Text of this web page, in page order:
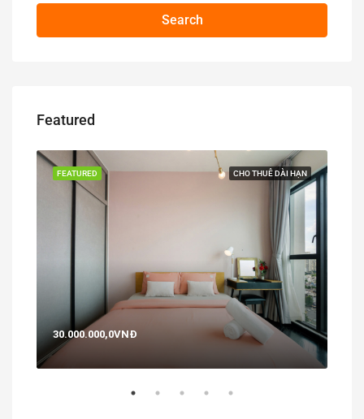
Search
Featured
CHO THUÊ DÀI HẠN
FEATURED
30.000.000,0VNĐ